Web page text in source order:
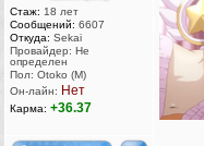
Стаж: 18 лет
Сообщений: 6607
Откуда: Sekai
Провайдер: Не
определен
Пол: Otoko (M)
Он-лайн: Нет
Карма: +36.37